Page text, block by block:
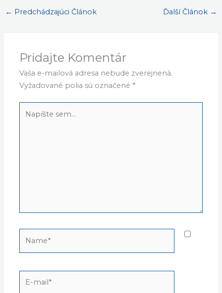
← Predchádzajúci Článok Ďalší Článok →
Pridajte Komentár
Vaša e-mailová adresa nebude zverejnená.
Vyžadované polia sú označené *
sem...